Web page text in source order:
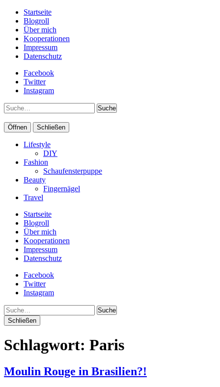
Startseite
Blogroll
Über mich
Kooperationen
Impressum
Datenschutz
Facebook
Twitter
Instagram
Suche
Öffnen Schließen
Lifestyle
DIY
Fashion
Schaufensterpuppe
Beauty
Fingernägel
Travel
Startseite
Blogroll
Über mich
Kooperationen
Impressum
Datenschutz
Facebook
Twitter
Instagram
Suche
Schließen
Schlagwort: Paris
Moulin Rouge in Brasilien?!